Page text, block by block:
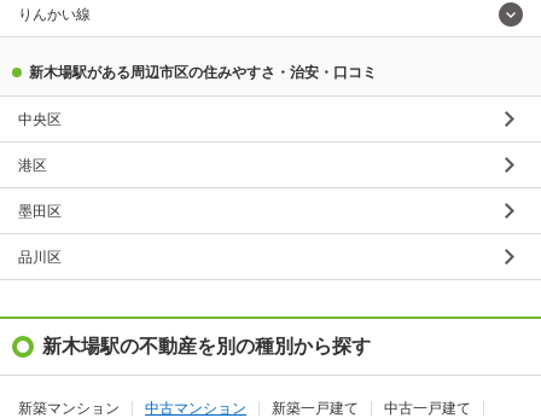
りんかい線
新木場駅がある周辺市区の住みやすさ・治安・口コミ
中央区
港区
墨田区
品川区
新木場駅の不動産を別の種別から探す
新築マンション 中古マンション 新築一戸建て
中古一戸建て